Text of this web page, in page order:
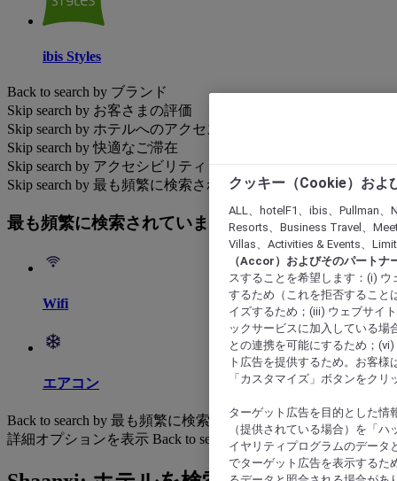
ibis Styles
Back to search by ブランド
Skip search by お客さまの評価
Skip search by ホテルへのアクセス
Skip search by 快適なご滞在
Skip search by アクセシビリティ
Skip search by 最も頻繁に検索されています
最も頻繁に検索されています
Wifi
エアコン
Back to search by 最も頻繁に検索されています
詳細オプションを表示 Back to search by categories
クッキー（Cookie）およ
ALL、hotelF1、ibis、Pullman
Resorts、Business Travel、
Villas、Activities & Events、
（Accor）およびそのパートナ
スすることを希望します：(i)
するため（これを拒否すること
イズするため；(iii) ウェブサイ
ックサービスに加入している場
との連携を可能にするため；
ト広告を提供するため。お客
「カスタマイズ」ボタンをク
ターゲット広告を目的とした情
（提供されている場合）を「
イヤリティプログラムのデータ
でターゲット広告を表示するた